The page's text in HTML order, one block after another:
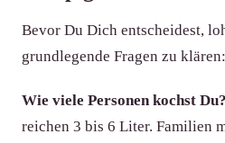
Bevor Du Dich entscheidest,
grundlegende Fragen zu klären:
Wie viele Personen kochst Du?
reichen 3 bis 6 Liter. Familien